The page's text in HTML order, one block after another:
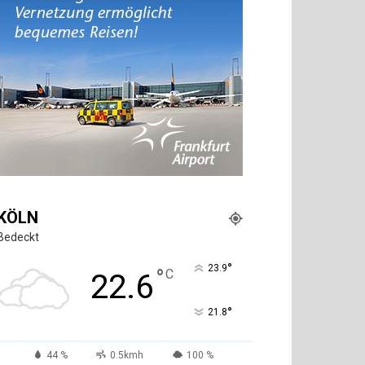
22.6°C 23.9°
21.8°
44 % 0.5kmh 100 %